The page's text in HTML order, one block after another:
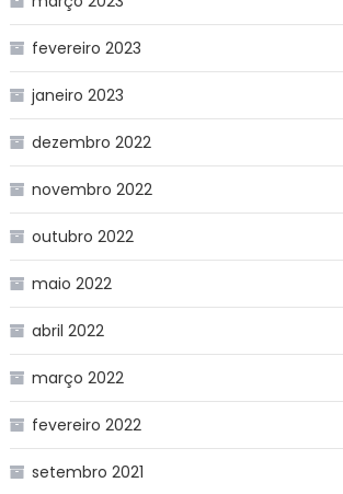
fevereiro 2023
janeiro 2023
dezembro 2022
novembro 2022
outubro 2022
maio 2022
abril 2022
março 2022
fevereiro 2022
setembro 2021